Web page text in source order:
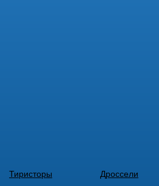
Тиристоры Дроссели